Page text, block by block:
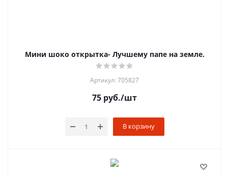
Мини шоко открытка- Лучшему папе на земле.
Артикул: 705827
75 руб./шт
В корзину